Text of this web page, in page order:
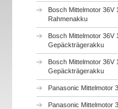
Bosch Mittelmotor 36V
Rahmenakku
Bosch Mittelmotor 36V
Gepäckträgerakku
Bosch Mittelmotor 36V
Gepäckträgerakku
Panasonic Mittelmotor
Panasonic Mittelmotor